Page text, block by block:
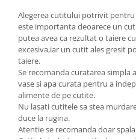
Alegerea cutitului potrivit
este importanta deoarece un
putea avea ca rezultat o taiere
excesiva,iar un cutit ales gresit
taiere.
Se recomanda curatarea
vase si apa curata pentru a
alimente de pe cutite.
Nu lasati cutitele sa stea
duce la rugina.
Atentie se recomanda doar